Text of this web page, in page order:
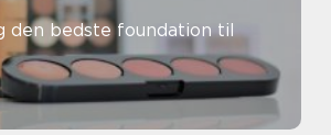
den bedste foundation til